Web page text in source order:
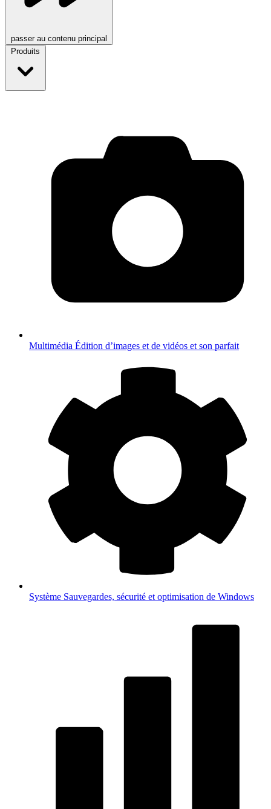
passer au contenu principal
Produits
Multimédia Édition d’images et de vidéos et son parfait
Système Sauvegardes, sécurité et optimisation de Windows